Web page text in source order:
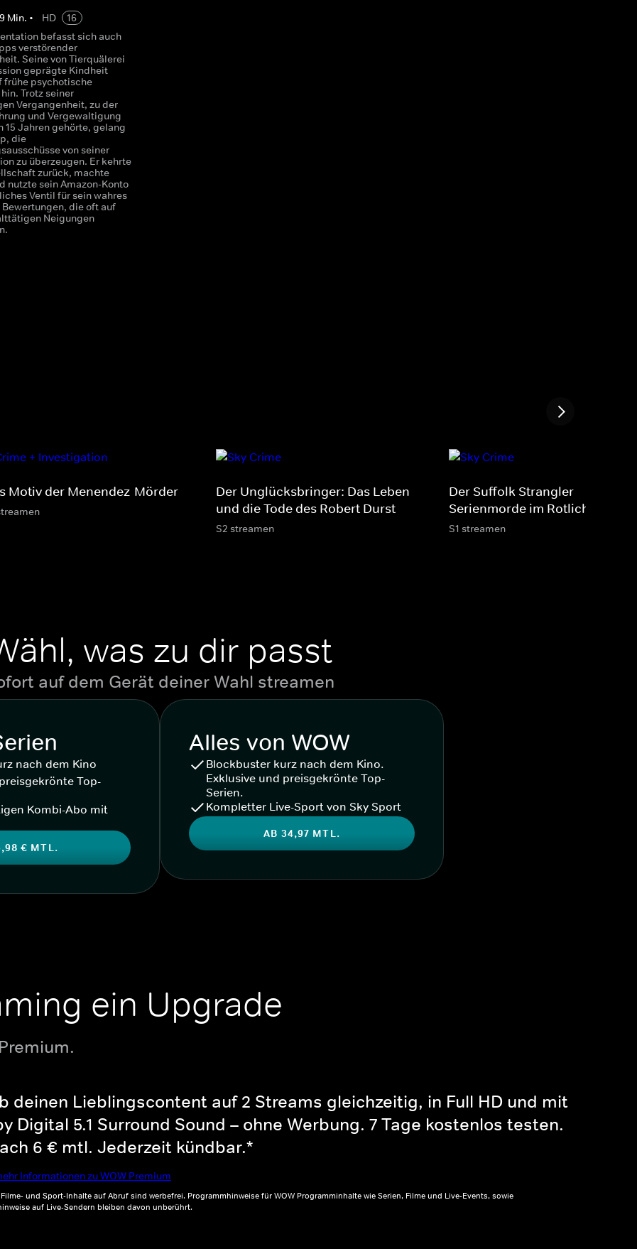
Min. • HD
16
befasst sich auch
verstörender
Seine von Tierquälerei
geprägte Kindheit
frühe psychotische
Trotz seiner
Vergangenheit, zu der
und Vergewaltigung
15 Jahren gehörte, gelang
die
von seiner
zu überzeugen. Er kehrte
zurück, machte
nutzte sein Amazon-Konto
Ventil für sein wahres
Bewertungen, die oft auf
Neigungen
Motiv der Menendez-Mörder
Der Unglücksbringer: Das Leben
und die Tode des Robert Durst
S2 streamen
Der Suffolk Strangler -
Serienmorde im Rotlichtmilieu
S1 streamen
was zu dir passt
auf dem Gerät deiner Wahl streamen
nach dem Kino
Top-
Kombi-Abo mit
€ MTL.
Alles von WOW
Blockbuster kurz nach dem Kino.
Exklusive und preisgekrönte Top-
Serien.
Kompletter Live-Sport von Sky Sport
AB 34,97 MTL.
ein Upgrade
deinen Lieblingscontent auf 2 Streams gleichzeitig, in Full HD und mit
Digital 5.1 Surround Sound – ohne Werbung. 7 Tage kostenlos testen.
6 € mtl. Jederzeit kündbar.*
Informationen zu WOW Premium
und Sport-Inhalte auf Abruf sind werbefrei. Programmhinweise für WOW Programminhalte wie Serien, Filme und Live-Events, sowie
auf Live-Sendern bleiben davon unberührt.